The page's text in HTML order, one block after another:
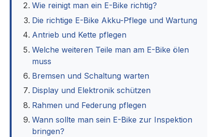
Wie reinigt man ein E-Bike richtig?
Die richtige E-Bike Akku-Pflege und Wartung
Antrieb und Kette pflegen
Welche weiteren Teile man am E-Bike ölen
muss
Bremsen und Schaltung warten
Display und Elektronik schützen
Rahmen und Federung pflegen
Wann sollte man sein E-Bike zur Inspektion
bringen?